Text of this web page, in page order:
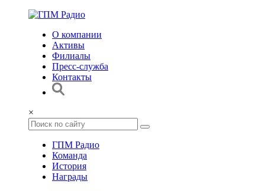
О компании
Активы
Филиалы
Пресс-служба
Контакты
×
ГПМ Радио
Команда
История
Награды